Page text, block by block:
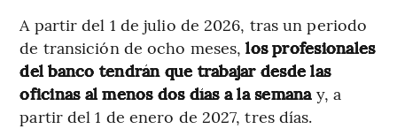
A partir del 1 de julio de 2026, tras un periodo
de transición de ocho meses,los profesionales
del banco tendrán que trabajar desde las
oficinas al menos dos días a la semana y, a
partir del 1 de enero de 2027, tres días.